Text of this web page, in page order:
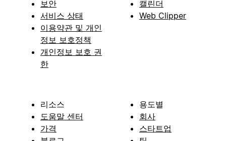
보안
서비스 상태
이용약관 및 개인
정보 보호정책
개인정보 보호 권
한
캘린더
Web Clipper
리소스
도움말 센터
가격
용도별
회사
스타트업